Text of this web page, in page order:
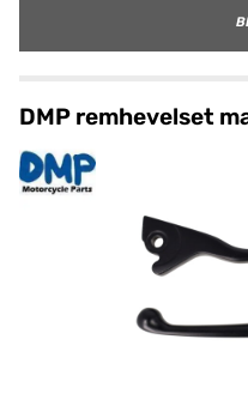
DMP remhevelset